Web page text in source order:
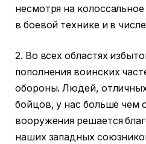
несмотря на
в боевой технике и в
2. Во всех областях
пополнения воинских
обороны. Людей,
бойцов, у нас больше чем
вооружения решается
наших западных